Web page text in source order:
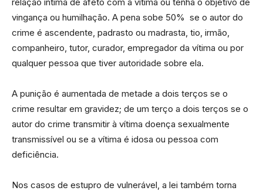
vingança ou humilhação. A pena sobe 50% se o autor do
crime é ascendente, padrasto ou madrasta, tio, irmão,
companheiro, tutor, curador, empregador da vítima ou por
qualquer pessoa que tiver autoridade sobre ela.
A punição é aumentada de metade a dois terços se o
crime resultar em gravidez; de um terço a dois terços se o
autor do crime transmitir à vítima doença sexualmente
transmissível ou se a vítima é idosa ou pessoa com
deficiência.
Nos casos de estupro de vulnerável, a lei também torna